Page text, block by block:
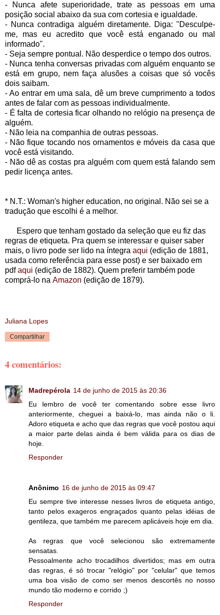
- Nunca afete superioridade, trate as pessoas em uma
posição social abaixo da sua com cortesia e igualdade.
- Nunca contradiga alguém diretamente. Diga: "Desculpe-
me, mas eu acredito que você está enganado ou mal
informado".
- Seja sempre pontual. Não desperdice o tempo dos outros.
- Nunca tenha conversas privadas com alguém enquanto se
está em grupo, nem faça alusões a coisas que só vocês
dois saibam.
- Ao entrar em uma sala, dê um breve cumprimento a todos
antes de falar com as pessoas individualmente.
- É falta de cortesia ficar olhando no relógio na presença de
alguém.
- Não leia na companhia de outras pessoas.
- Não fique tocando nos ornamentos e móveis da casa que
você está visitando.
- Não dê as costas pra alguém com quem está falando sem
pedir licença antes.
* N.T.: Woman's higher education, no original. Não sei se a
tradução que escolhi é a melhor.
Espero que tenham gostado da seleção que eu fiz das
regras de etiqueta. Pra quem se interessar e quiser saber
mais, o livro pode ser lido na íntegra aqui (edição de 1881,
usada como referência para esse post) e ser baixado em
pdfaqui (edição de 1882). Quem preferir também pode
comprá-lo na Amazon (edição de 1879).
Juliana Lopes
Compartilhar
4 comentários:
Madrepérola 14 de junho de 2015 às 20:36
Eu lembro de você ter comentando sobre esse livro
anteriormente, cheguei a baixá-lo, mas ainda não o li.
Adoro etiqueta e acho que das regras que você postou aqui
a maior parte delas ainda é bem válida para os dias de
hoje.
Responder
Anônimo 16 de junho de 2015 às 09:47
Eu sempre tive interesse nesses livros de etiqueta antigo,
tanto pelos exageros engraçados quanto pelas idéias de
gentileza, que também me parecem aplicáveis hoje em dia.
As regras que você selecionou são extremamente
sensatas.
Pessoalmente acho trocadilhos divertidos; mas em outra
das regras, é só trocar "relógio" por "celular" que temos
uma boa visão de como ser menos descortês no nosso
mundo tão moderno e corrido ;)
Responder